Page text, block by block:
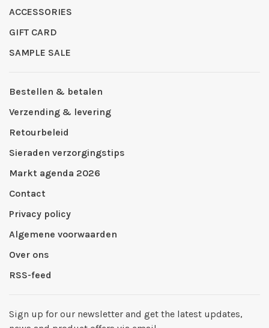
ACCESSORIES
GIFT CARD
SAMPLE SALE
Bestellen & betalen
Verzending & levering
Retourbeleid
Sieraden verzorgingstips
Markt agenda 2026
Contact
Privacy policy
Algemene voorwaarden
Over ons
RSS-feed
Sign up for our newsletter and get the latest updates,